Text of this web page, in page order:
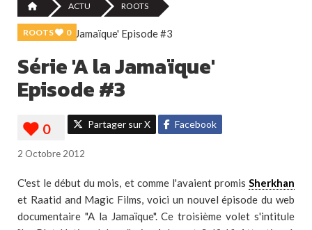
ACTU ROOTS
ROOTS 0
Série 'A la Jamaïque'
Episode #3
Partager sur X Facebook
2 Octobre 2012
C'est le début du mois, et comme l'avaient promis Sherkhan
et Raatid and Magic Films, voici un nouvel épisode du web
documentaire "A la Jamaïque". Ce troisième volet s'intitule